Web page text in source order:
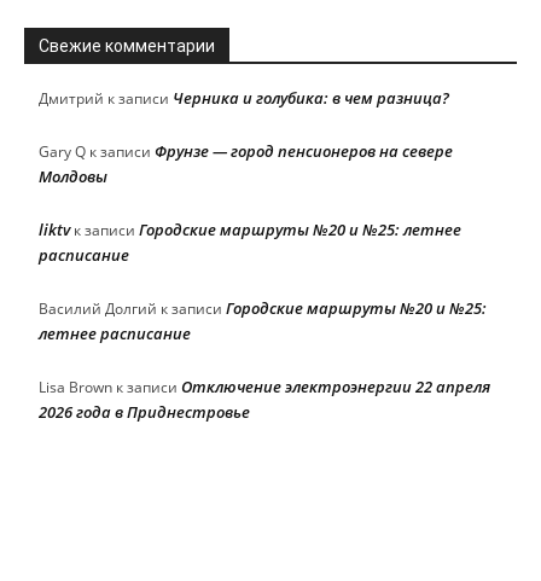
Свежие комментарии
Дмитрий к записи Черника и голубика: в чем разница?
Gary Q к записи Фрунзе — город пенсионеров на севере
Молдовы
liktvк записи Городские маршруты №20 и №25: летнее
расписание
Василий Долгий к записи Городские маршруты №20 и №25:
летнее расписание
Lisa Brown к записи Отключение электроэнергии 22 апреля
2026 года в Приднестровье